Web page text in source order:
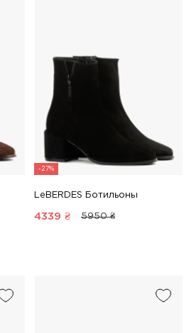
-27%
LeBERDES Ботильоны
4339 ₴ 5950 ₴